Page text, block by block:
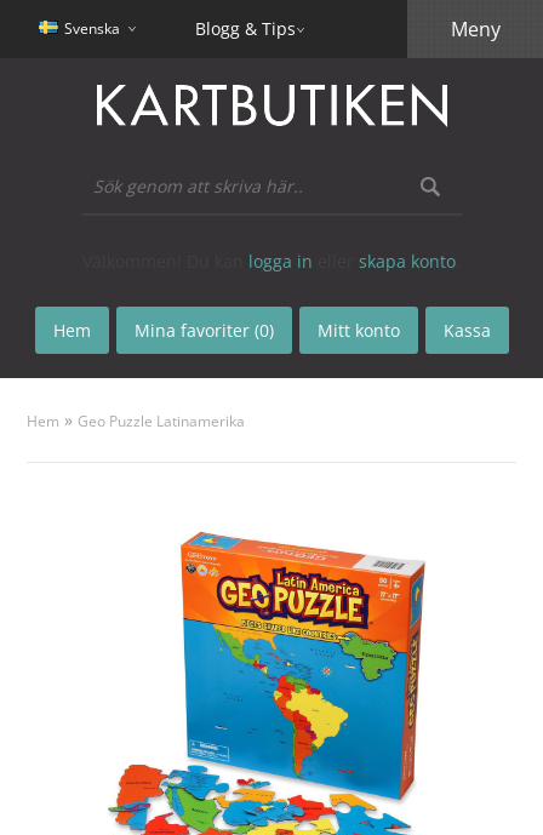
Svenska Blogg & Tips
logga in skapa konto
Hem Mina favoriter (0) Mitt konto Kassa
Meny
Hem » Geo Puzzle Latinamerika